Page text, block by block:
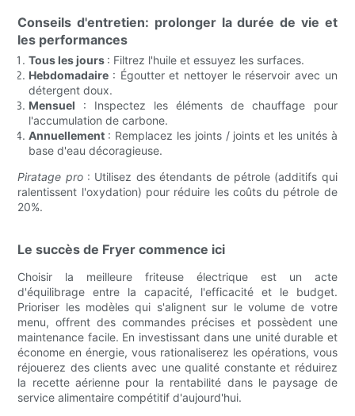
Conseils d'entretien: prolonger la durée de vie et
les performances
Tous les jours : Filtrez l'huile et essuyez les surfaces.
Hebdomadaire : Égoutter et nettoyer le réservoir avec un
détergent doux.
Mensuel : Inspectez les éléments de chauffage pour
l'accumulation de carbone.
Annuellement : Remplacez les joints / joints et les unités à
base d'eau décoragieuse.
Piratage pro : Utilisez des étendants de pétrole (additifs qui
ralentissent l'oxydation) pour réduire les coûts du pétrole de
20%.
Le succès de Fryer commence ici
Choisir la meilleure friteuse électrique est un acte
d'équilibrage entre la capacité, l'efficacité et le budget.
Prioriser les modèles qui s'alignent sur le volume de votre
menu, offrent des commandes précises et possèdent une
maintenance facile. En investissant dans une unité durable et
économe en énergie, vous rationaliserez les opérations, vous
réjouerez des clients avec une qualité constante et réduirez
la recette aérienne pour la rentabilité dans le paysage de
service alimentaire compétitif d'aujourd'hui.